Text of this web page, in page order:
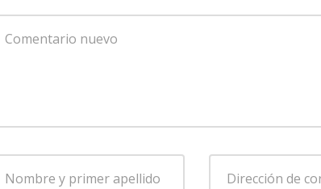
*